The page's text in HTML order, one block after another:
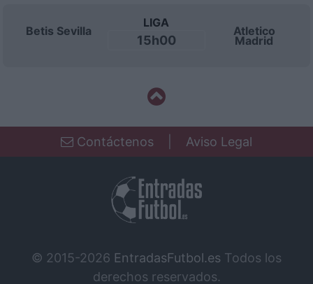
Betis Sevilla
LIGA
15h00
Atletico
Madrid
Contáctenos Aviso Legal
© 2015-2026 EntradasFutbol.es Todos los
derechos reservados.